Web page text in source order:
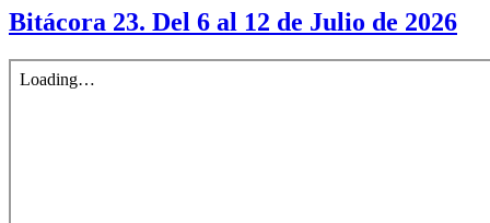
Bitácora 23. Del 6 al 12 de Julio de 2026